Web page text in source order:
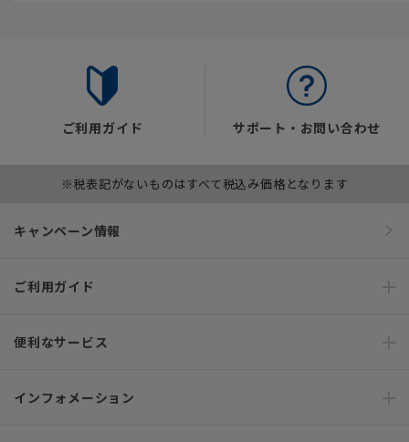
ご利用ガイド サポート・お問い合わせ
※税表記がないものはすべて税込み価格となります
キャンペーン情報
ご利用ガイド
便利なサービス
インフォメーション